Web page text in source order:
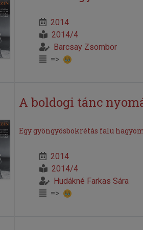
2014
2014/4
Barcsay Zsombor
=>
A boldogi tánc
Egy gyöngyösbokrétás falu
2014
2014/4
Hudákné Farkas Sára
=>